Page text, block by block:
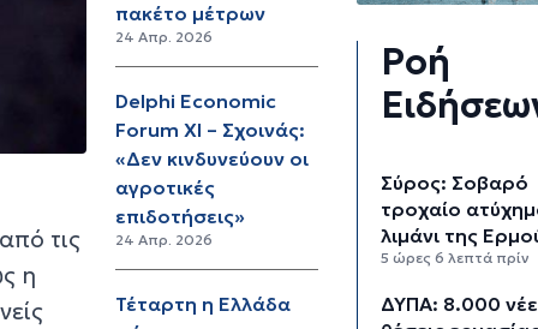
τις
η
πακέτο μέτρων
24 Απρ. 2026
Delphi Economic
Forum XI – Σχοινάς:
«Δεν κινδυνεύουν οι
αγροτικές
επιδοτήσεις»
24 Απρ. 2026
Τέταρτη η Ελλάδα
Ροή
Σύρος: Σοβαρό
τροχαίο
λιμάνι της
5 ώρες 6 λεπτά πρίν
ΔΥΠΑ: 8.000